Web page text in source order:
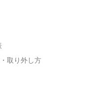
取り外し方